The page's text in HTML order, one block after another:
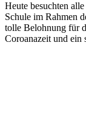
Heute besuchten
Schule im Rahmen
tolle Belohnung für
Coroanazeit und ein